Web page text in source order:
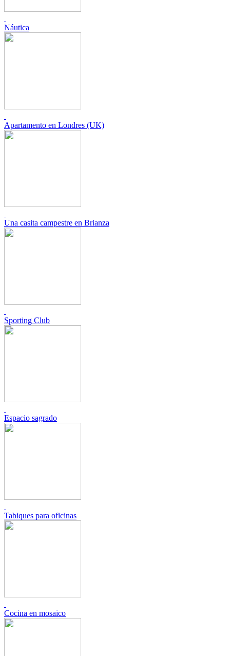
Náutica
Apartamento en Londres (UK)
Una casita campestre en Brianza
Sporting Club
Espacio sagrado
Tabiques para oficinas
Cocina en mosaico